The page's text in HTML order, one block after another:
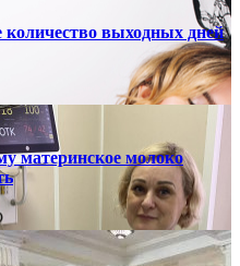
количество выходных дней
материнское молоко